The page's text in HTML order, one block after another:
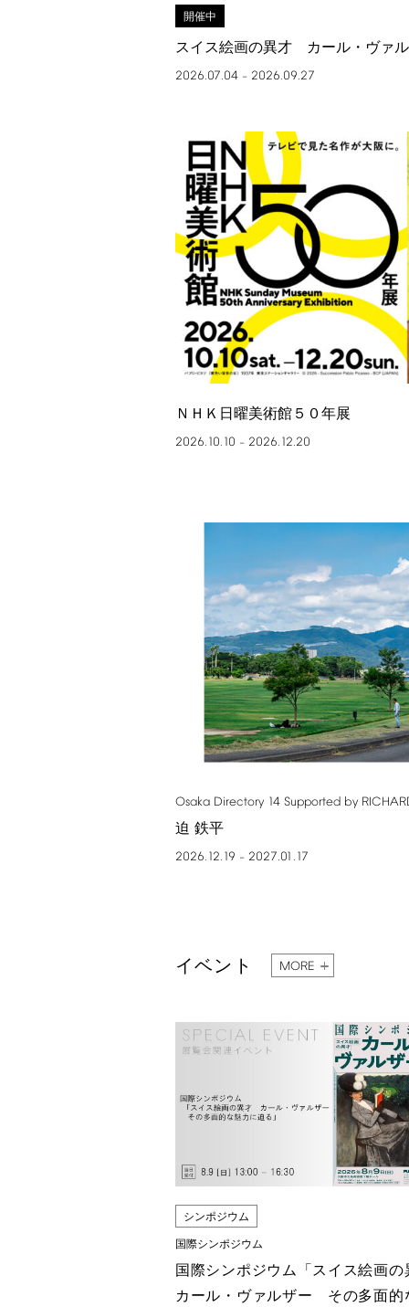
開催中
スイス絵画の異才 カール・ヴァ
2026.07.04 – 2026.09.27
ＮＨＫ日曜美術館５０年展
2026.10.10 – 2026.12.20
Osaka Directory 14 Supported by
迫 鉄平
2026.12.19 – 2027.01.17
イベント MORE
シンポジウム
国際シンポジウム
国際シンポジウム「スイス絵画
カール・ヴァルザー その多面的